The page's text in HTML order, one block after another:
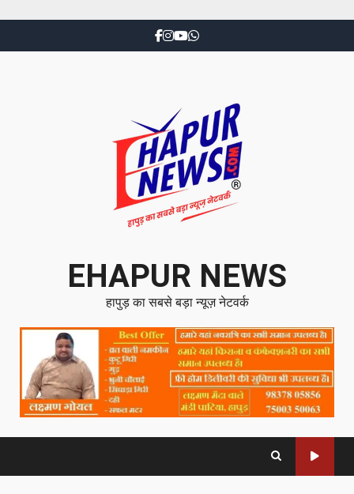
EHAPUR NEWS
हापुड़ का सबसे बड़ा न्यूज़ नेटवर्क